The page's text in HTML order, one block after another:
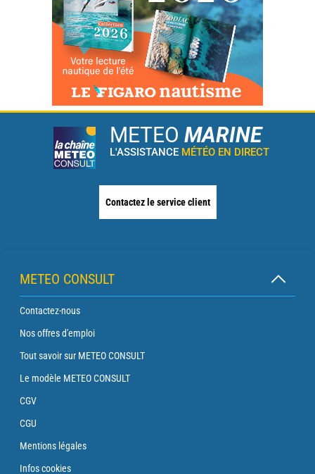
METEO MARINE
L'ASSISTANCE MÉTÉO EN DIRECT
Contactez le service client
METEO CONSULT
Contactez-nous
Nos offres d'emploi
Tout savoir sur METEO CONSULT
Le modèle METEO CONSULT
CGV
CGU
Mentions légales
Infos cookies